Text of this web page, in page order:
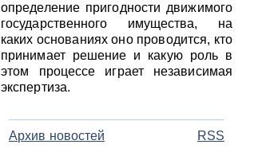
определение пригодности движимого
государственного имущества, на
каких основаниях оно проводится, кто
принимает решение и какую роль в
этом процессе играет независимая
экспертиза.
Архив новостей RSS